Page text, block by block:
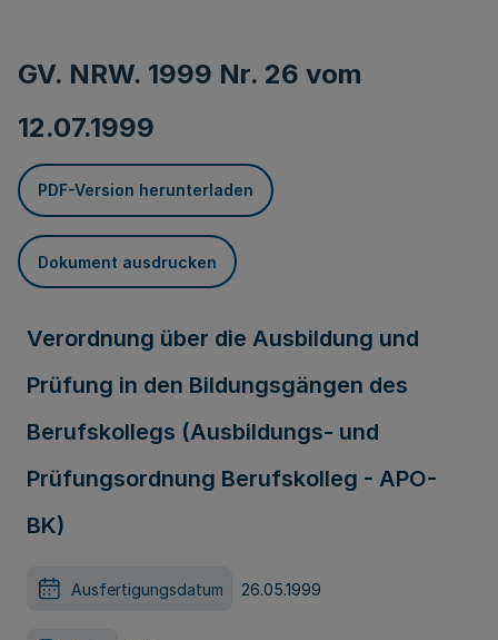
GV. NRW. 1999 Nr. 26 vom
12.07.1999
PDF-Version herunterladen
Dokument ausdrucken
Verordnung über die Ausbildung und
Prüfung in den Bildungsgängen des
Berufskollegs (Ausbildungs- und
Prüfungsordnung Berufskolleg - APO-
BK)
Ausfertigungsdatum 26.05.1999